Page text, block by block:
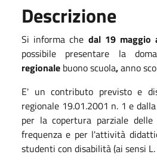
Descrizione
Si informa che dal 19
possibile presentare la
regionale buono scuola,anno
E' un contributo previsto e
regionale 19.01.2001 n. 1 e
per la copertura parziale
frequenza e per l'attività
studenti con disabilità (ai sensi